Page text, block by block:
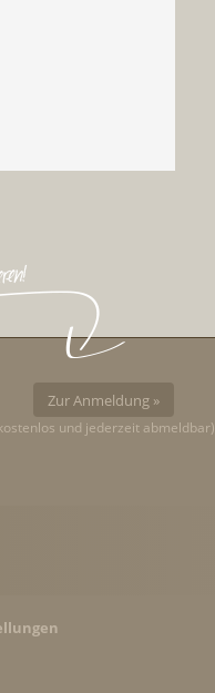
Zur Anmeldung »
und jederzeit abmeldbar)